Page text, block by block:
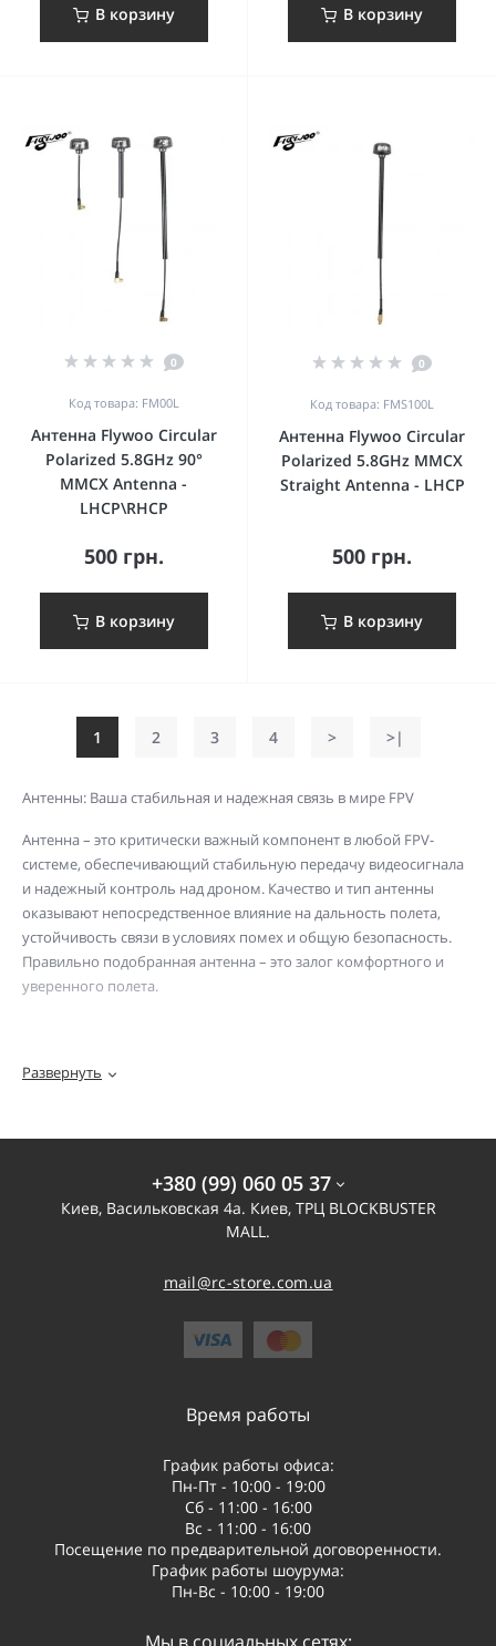
В корзину В корзину
0
Код товара: FM00L
Антенна Flywoo Circular
Polarized 5.8GHz 90°
MMCX Antenna -
LHCP\RHCP
500 грн.
В корзину
0
Код товара: FMS100L
Антенна Flywoo Circular
Polarized 5.8GHz MMCX
Straight Antenna - LHCP
500 грн.
В корзину
1 2 3 4 > >|
Антенны: Ваша стабильная и надежная связь в мире FPV
Антенна – это критически важный компонент в любой FPV-
системе, обеспечивающий стабильную передачу видеосигнала
и надежный контроль над дроном. Качество и тип антенны
оказывают непосредственное влияние на дальность полета,
устойчивость связи в условиях помех и общую безопасность.
Правильно подобранная антенна – это залог комфортного и
уверенного полета.
Основные типы антенн и их назначение:
Всенаправленные (Omni-directional): Передают и принимают
сигнал по всем направлениям. Они идеально подходят для
поляризацию, эффективно уменьшающую помехи.
Это лучший выбор для дальнобойных (Long Range) полетов, где
Для управления (2.4 ГГц, 900 МГц):
Обеспечивают надежную связь между аппаратурой управления
и приемником на дроне. Их выбор зависит от протокола и
Развернуть
+380 (99) 060 05 37
Киев, Васильковская 4а. Киев, ТРЦ BLOCKBUSTER
MALL.
mail@rc-store.com.ua
Время работы
График работы офиса:
Пн-Пт - 10:00 - 19:00
Сб - 11:00 - 16:00
Вс - 11:00 - 16:00
Посещение по предварительной договоренности.
График работы шоурума:
Пн-Вс - 10:00 - 19:00